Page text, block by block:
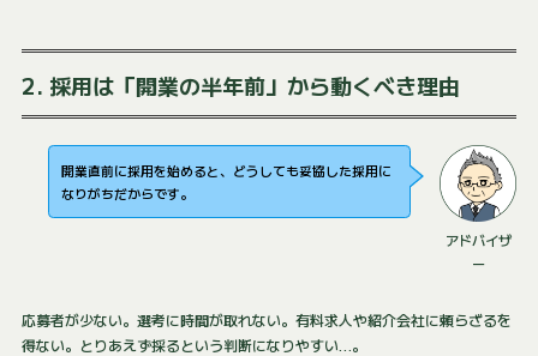
2. 採用は「開業の半年前」から動くべき理由
アドバイザ
ー
開業直前に採用を始めると、どうしても妥協した採用に
なりがちだからです。
応募者が少ない。選考に時間が取れない。有料求人や紹介会社に頼らざるを
得ない。とりあえず採るという判断になりやすい…。